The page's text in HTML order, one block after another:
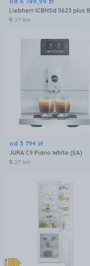
27 km
od 3 794 zł
JURA C9 Piano White (EA)
27 km